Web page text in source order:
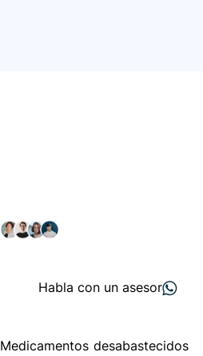
Habla con un asesor
Medicamentos desabastecidos